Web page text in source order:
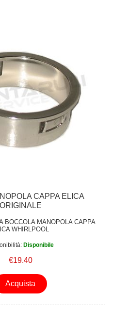
CAPPA ELICA
ORIGINALE
BOCCOLA MANOPOLA CAPPA
WHIRLPOOL
Disponibile
€19.40
Acquista